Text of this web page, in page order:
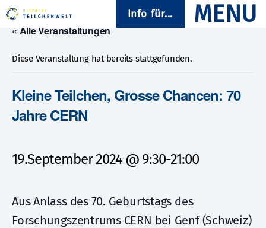
Info für...
« Alle Veranstaltungen
Diese Veranstaltung hat bereits stattgefunden.
Kleine Teilchen, Grosse Chancen: 70
Jahre CERN
19.September 2024 @ 9:30-21:00
Aus Anlass des 70. Geburtstags des
Forschungszentrums CERN bei Genf (Schweiz)